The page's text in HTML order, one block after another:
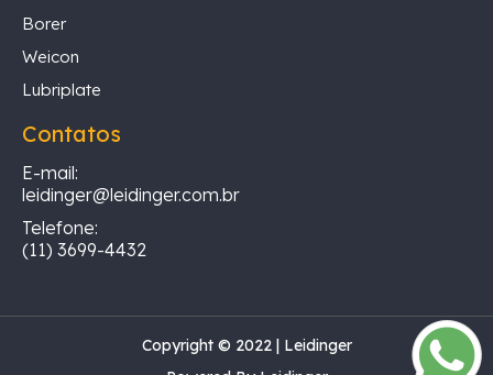
Borer
Weicon
Lubriplate
Contatos
E-mail:
leidinger@leidinger.com.br
Telefone:
(11) 3699-4432
Copyright © 2022 | Leidinger